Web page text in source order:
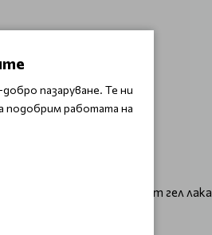
остатъците от гел лака
пазаруване. Те ни
подобрим работата на